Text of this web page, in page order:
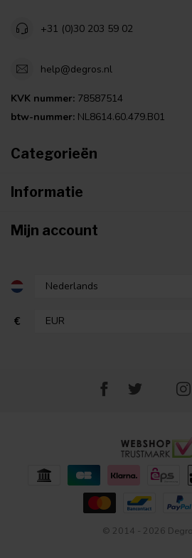
+31 (0)30 203 59 02
help@degros.nl
KVK nummer: 78587514
btw-nummer: NL8614.60.479.B01
Categorieën
Informatie
Mijn account
€
© 2014 - 2026